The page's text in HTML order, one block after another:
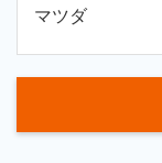
マツダ